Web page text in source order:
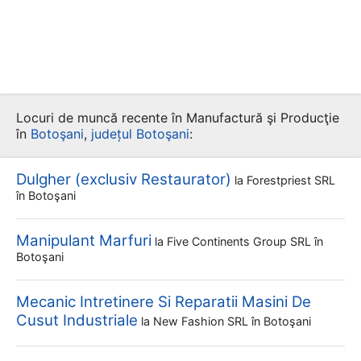
Locuri de muncă recente în Manufactură şi Producţie
în Botoşani, județul Botoşani:
Dulgher (exclusiv Restaurator) la Forestpriest SRL
în Botoşani
Manipulant Marfuri la Five Continents Group SRL în
Botoşani
Mecanic Intretinere Si Reparatii Masini De
Cusut Industriale la New Fashion SRL în Botoşani